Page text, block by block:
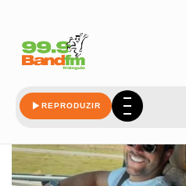
REPRODUZIR